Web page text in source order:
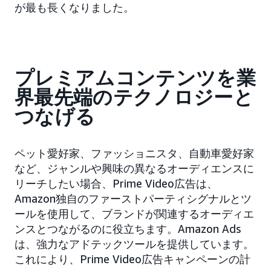
が最も長くなりました。
プレミアムコンテンツを業
界最先端のテクノロジーと
つなげる
ペット愛好家、ファッショニスタ、自動車愛好家
など、ジャンルや興味の異なるオーディエンスに
リーチしたい場合、Prime Video広告は、
Amazon独自のファーストパーティシグナルとツ
ールを使用して、ブランドが関連するオーディエ
ンスとつながるのに役立ちます。Amazon Ads
は、強力なアドテックツールを提供しています。
これにより、Prime Video広告キャンペーンの計